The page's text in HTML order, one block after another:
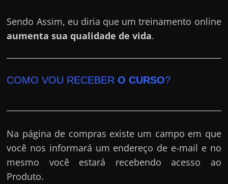
Sendo Assim, eu diria que um treinamento online
aumenta sua qualidade de vida.
COMO VOU RECEBERO CURSO?
Na página de compras existe um campo em que
você nos informará um endereço de e-mail e no
mesmo você estará recebendo acesso ao
Produto.